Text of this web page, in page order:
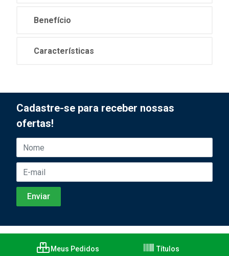
Benefício
Características
Cadastre-se para receber nossas
ofertas!
Meus Pedidos Títulos